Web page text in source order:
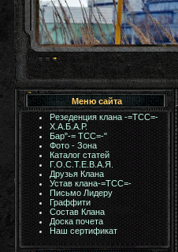
Меню сайта
Резеденция клана -=ТСС=-
Х.А.Б.А.Р.
Бар"-= TCC=-"
Фото - Зона
Каталог статей
Г.О.С.Т.Е.В.А.Я.
Друзья Клана
Устав клана-=ТСС=-
Письмо Лидеру
Граффити
Состав Клана
Доска почета
Наш сертификат